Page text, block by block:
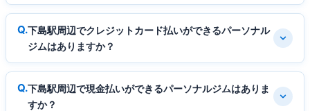
下島駅周辺でクレジットカード払いができるパーソナル
ジムはありますか？
下島駅周辺で現金払いができるパーソナルジムはありま
すか？